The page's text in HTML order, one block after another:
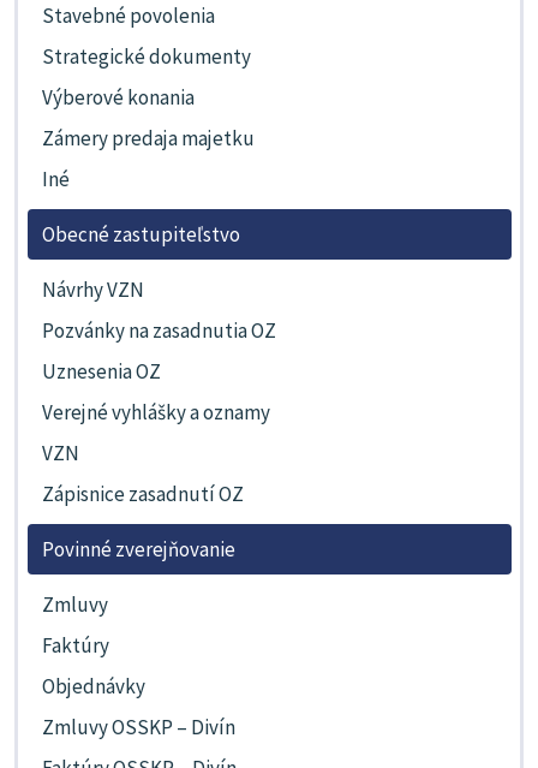
Stavebné povolenia
Strategické dokumenty
Výberové konania
Zámery predaja majetku
Iné
Obecné zastupiteľstvo
Návrhy VZN
Pozvánky na zasadnutia OZ
Uznesenia OZ
Verejné vyhlášky a oznamy
VZN
Zápisnice zasadnutí OZ
Povinné zverejňovanie
Zmluvy
Faktúry
Objednávky
Zmluvy OSSKP – Divín